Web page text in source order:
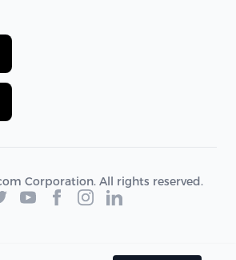
Corporation. All rights reserved.